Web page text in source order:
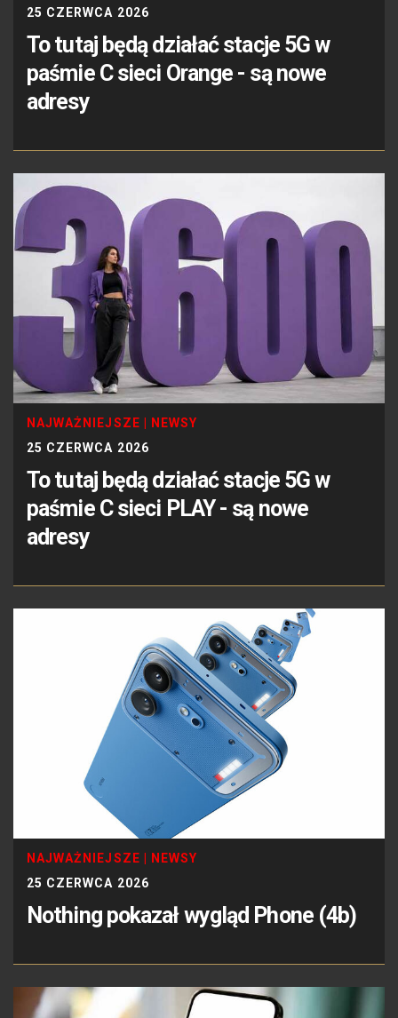
25 CZERWCA 2026
To tutaj będą działać stacje 5G w
paśmie C sieci Orange - są nowe
adresy
NAJWAŻNIEJSZE
NEWSY
25 CZERWCA 2026
To tutaj będą działać stacje 5G w
paśmie C sieci PLAY - są nowe
adresy
NAJWAŻNIEJSZE
NEWSY
25 CZERWCA 2026
Nothing pokazał wygląd Phone (4b)